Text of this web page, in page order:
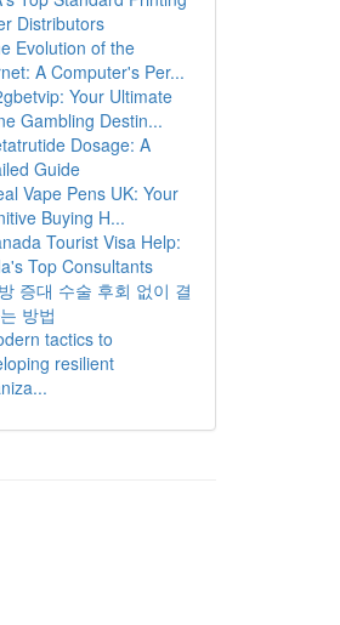
Distributors
Evolution of the
A Computer's Per...
Your Ultimate
Gambling Destin...
Dosage: A
Guide
Vape Pens UK: Your
Buying H...
Tourist Visa Help:
Top Consultants
증대 수술 후회 없이 결
방법
tactics to
resilient